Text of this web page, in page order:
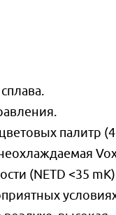
палитр
(NETD <35